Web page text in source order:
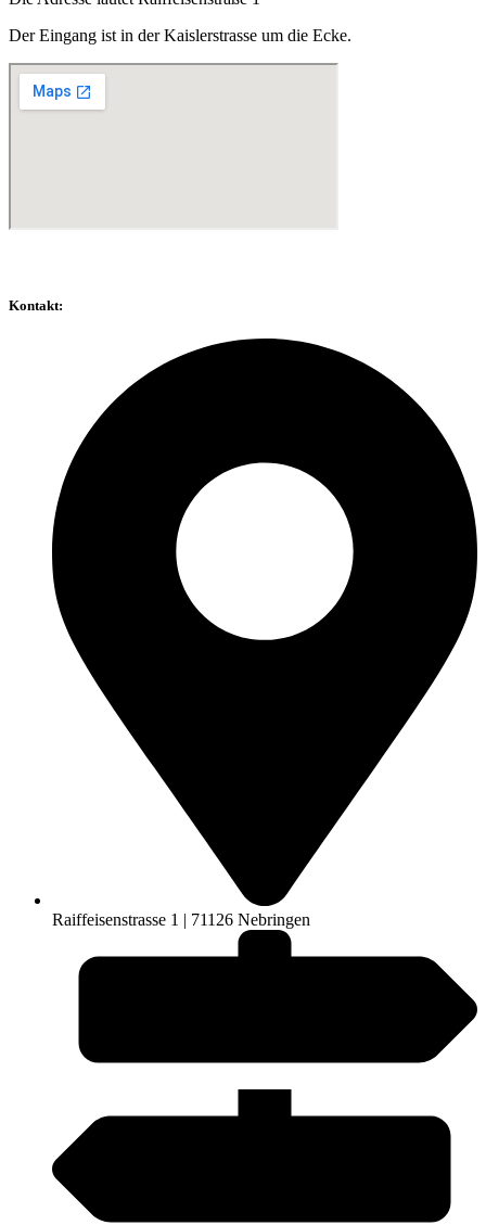
Der Eingang ist in der Kaislerstrasse um die Ecke.
Kontakt:
Raiffeisenstrasse 1 | 71126 Nebringen